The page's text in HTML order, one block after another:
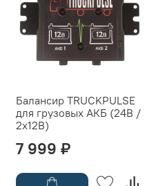
Балансир TRUCKPULSE
для грузовых АКБ (24В /
2х12В)
7 999 ₽